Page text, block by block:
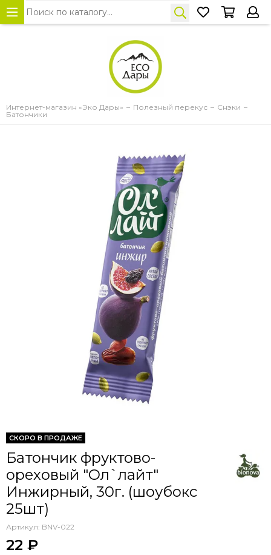
Интернет-магазин «Эко Дары» Полезный перекус
Снэки
Батончики
СКОРО В ПРОДАЖЕ
Батончик фруктово-
ореховый "Ол`лайт"
Инжирный, 30г. (шоубокс
25шт)
Артикул: BNV-022
22 ₽